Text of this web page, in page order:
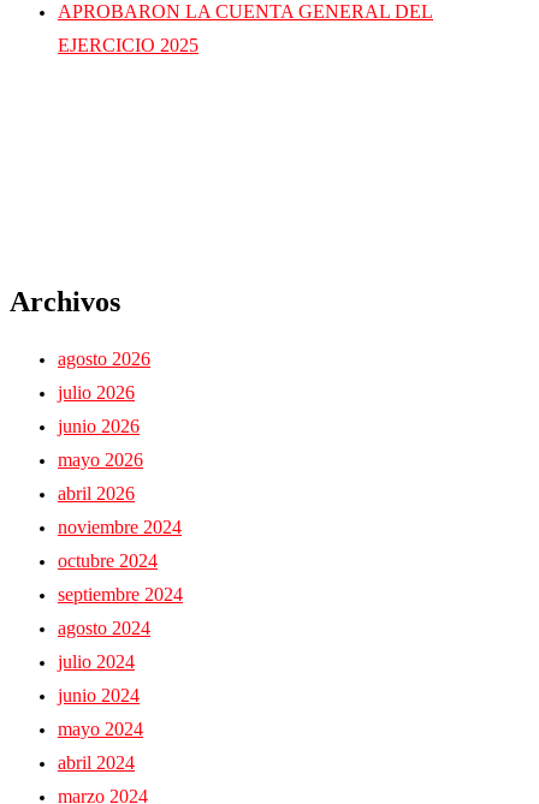
APROBARON LA CUENTA GENERAL DEL
EJERCICIO 2025
Archivos
agosto 2026
julio 2026
junio 2026
mayo 2026
abril 2026
noviembre 2024
octubre 2024
septiembre 2024
agosto 2024
julio 2024
junio 2024
mayo 2024
abril 2024
marzo 2024